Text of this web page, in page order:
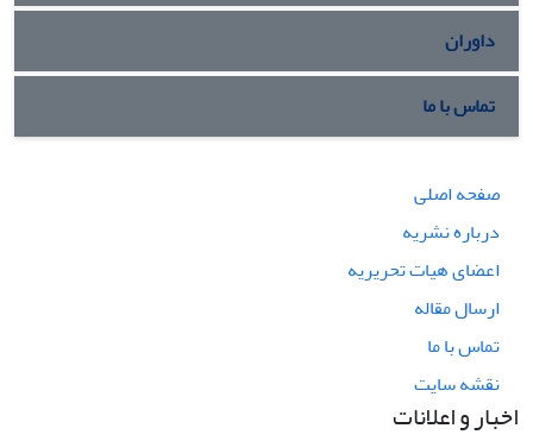
داوران
تماس با ما
صفحه اصلی
درباره نشریه
اعضای هیات تحریریه
ارسال مقاله
تماس با ما
نقشه سایت
اخبار و اعلانات